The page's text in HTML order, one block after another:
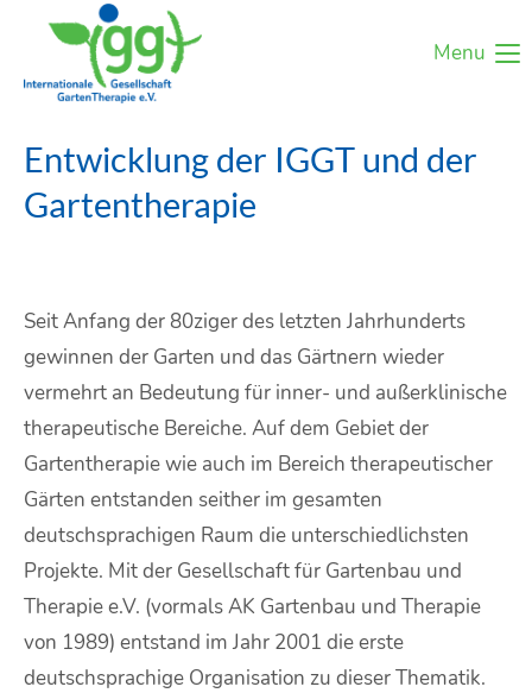
Menu
Entwicklung der IGGT und der
Gartentherapie
Seit Anfang der 80ziger des letzten Jahrhunderts
gewinnen der Garten und das Gärtnern wieder
vermehrt an Bedeutung für inner- und außerklinische
therapeutische Bereiche. Auf dem Gebiet der
Gartentherapie wie auch im Bereich therapeutischer
Gärten entstanden seither im gesamten
deutschsprachigen Raum die unterschiedlichsten
Projekte. Mit der Gesellschaft für Gartenbau und
Therapie e.V. (vormals AK Gartenbau und Therapie
von 1989) entstand im Jahr 2001 die erste
deutschsprachige Organisation zu dieser Thematik.